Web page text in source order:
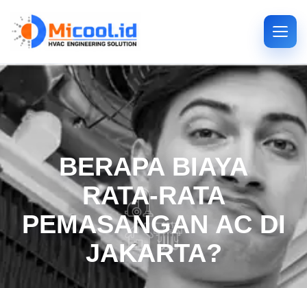
BERAPA BIAYA
RATA-RATA
PEMASANGAN AC DI
JAKARTA?